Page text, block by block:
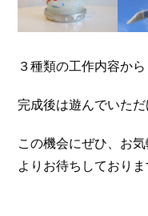
３種類の工作内容か
完成後は遊んでいた
この機会にぜひ、お
よりお待ちしておりま